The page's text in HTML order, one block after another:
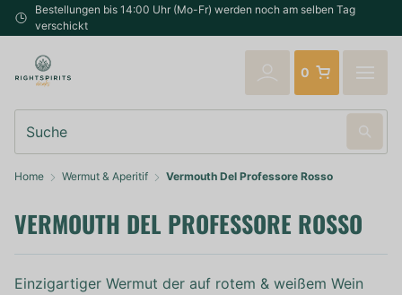
Bestellungen bis 14:00 Uhr (Mo-Fr) werden noch am selben Tag
verschickt
0
Home Wermut & Aperitif Vermouth Del Professore Rosso
VERMOUTH DEL PROFESSORE ROSSO
Einzigartiger Wermut der auf rotem & weißem Wein